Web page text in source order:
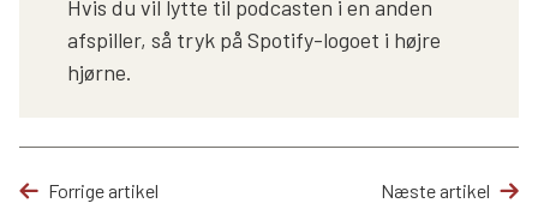
Hvis du vil lytte til podcasten i en anden
afspiller, så tryk på Spotify-logoet i højre
hjørne.
Forrige artikel Næste artikel